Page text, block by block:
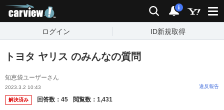
検索 通知
i
ログイン ID新規取得
トヨタ ヤリス のみんなの質問
知恵袋ユーザーさん
2023.3.2 10:43 違反報告
解決済み 回答数： 45 閲覧数： 1,431